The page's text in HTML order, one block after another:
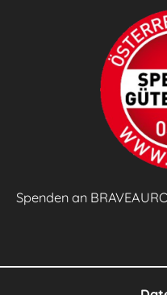
Spenden an